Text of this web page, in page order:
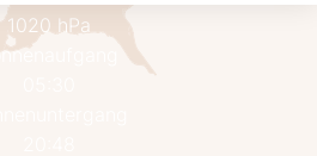
1020 hPa